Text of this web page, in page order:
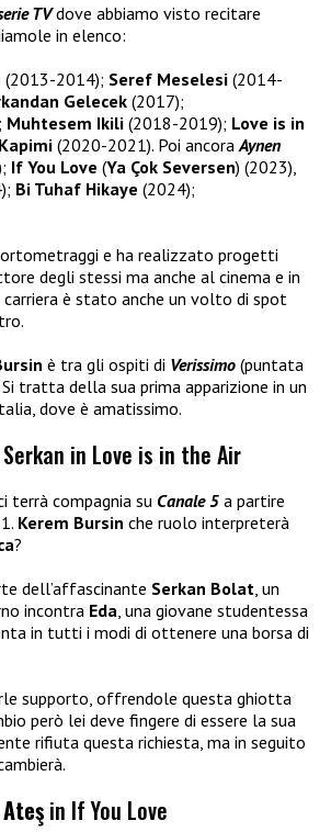
TVdove abbiamo visto recitare
in elenco:
(2013-2014); Seref Meselesi (2014-
Gelecek (2017);
Muhtesem Ikili (2018-2019); Love is in
(2020-2021). Poi ancora Aynen
If You Love (Ya Çok Seversen) (2023),
Bi Tuhaf Hikaye (2024);
e ha realizzato progetti
degli stessi ma anche al cinema e in
carriera è stato anche un volto di spot
è tra gli ospiti di Verissimo (puntata
tratta della sua prima apparizione in un
dove è amatissimo.
in Love is in the Air
terrà compagnia su Canale 5 a partire
Kerem Bursin che ruolo interpreterà
?
dell’affascinante Serkan Bolat , un
incontra Eda , una giovane studentessa
in tutti i modi di ottenere una borsa di
supporto, offrendole questa ghiotta
però lei deve fingere di essere la sua
rifiuta questa richiesta, ma in seguito
Ateş in If You Love